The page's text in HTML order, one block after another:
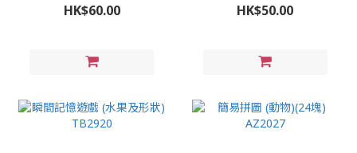
HK$60.00 HK$50.00